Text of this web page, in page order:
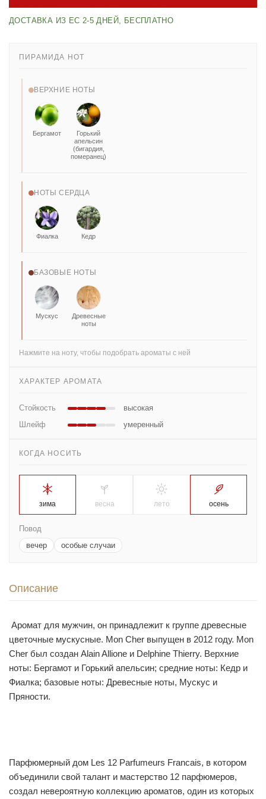
ДОСТАВКА ИЗ ЕС 2-5 ДНЕЙ, БЕСПЛАТНО
ПИРАМИДА НОТ
ВЕРХНИЕ НОТЫ
Бергамот
Горький
апельсин
(бигардия,
померанец)
НОТЫ СЕРДЦА
Фиалка Кедр
БАЗОВЫЕ НОТЫ
Мускус
Древесные
ноты
Нажмите на ноту, чтобы подобрать ароматы с ней
ХАРАКТЕР АРОМАТА
Стойкость
высокая
Шлейф
умеренный
КОГДА НОСИТЬ
зима весна лето осень
Повод
вечер
особые случаи
Описание
Аромат для мужчин, он принадлежит к группе древесные
цветочные мускусные. Mon Cher выпущен в 2012 году. Mon
Cher был создан Alain Allione и Delphine Thierry. Верхние
ноты: Бергамот и Горький апельсин; средние ноты: Кедр и
Фиалка; базовые ноты: Древесные ноты, Мускус и
Пряности.
Парфюмерный дом Les 12 Parfumeurs Francais, в котором
объединили свой талант и мастерство 12 парфюмеров,
создал невероятную коллекцию ароматов, один из которых